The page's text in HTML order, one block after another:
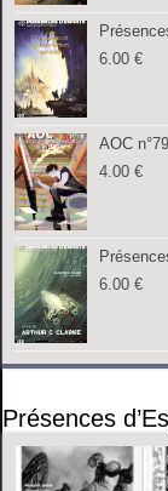
6.00€
AOC n°79
4.00€
6.00€
Présences